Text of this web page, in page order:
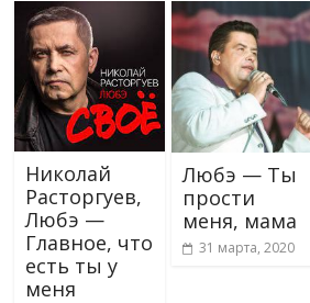
Николай
Расторгуев,
Любэ —
Главное, что
есть ты у
меня
Любэ — Ты
прости
меня, мама
31 марта, 2020